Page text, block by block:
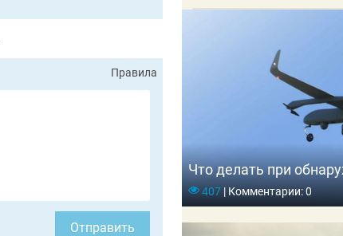
Правила
Отправить
Что делать при
407 |Комментарии: 0